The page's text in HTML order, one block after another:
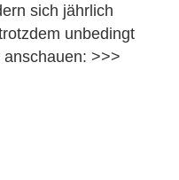
sich jährlich
unbedingt
>>>